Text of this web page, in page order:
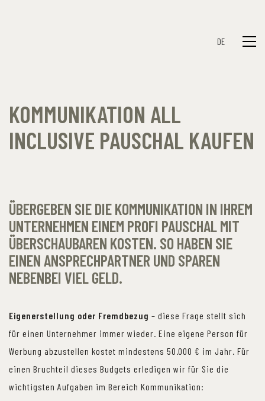
DE
KOMMUNIKATION ALL
INCLUSIVE PAUSCHAL KAUFEN
ÜBERGEBEN SIE DIE KOMMUNIKATION IN IHREM
UNTERNEHMEN EINEM PROFI PAUSCHAL MIT
ÜBERSCHAUBAREN KOSTEN. SO HABEN SIE
EINEN ANSPRECHPARTNER UND SPAREN
NEBENBEI VIEL GELD.
Eigenerstellung oder Fremdbezug – diese Frage stellt sich
für einen Unternehmer immer wieder. Eine eigene Person für
Werbung abzustellen kostet mindestens 50.000 € im Jahr. Für
einen Bruchteil dieses Budgets erledigen wir für Sie die
wichtigsten Aufgaben im Bereich Kommunikation: